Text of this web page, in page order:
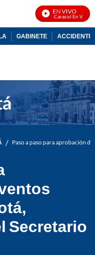
EN VIVO
Noticias Caracol En Vivo
GABINETE ACCIDENTE
/ Paso a paso para aprobación
Secretario